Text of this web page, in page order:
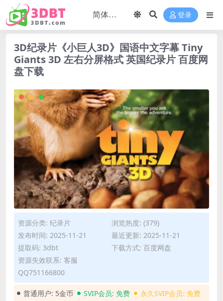
登录
3D纪录片《小巨人3D》国语中文字幕 Tiny
Giants 3D 左右分屏格式 英国纪录片 百度网
盘下载
资源分类: 纪录片
浏览热度: (379)
发布时间: 2025-11-21
最近更新: 2025-11-21
提取码: 3dbt
下载方式: 百度网盘
资源失效联系: 客服
QQ751166800
普通用户: 5金币 SVIP会员: 免费 永久SVIP会员: 免费